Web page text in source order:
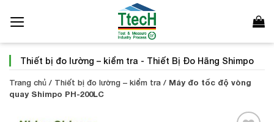
qua
dung
Thiết bị đo lường – kiểm tra - Thiết Bị Đo Hãng Shimpo
Trang chủ / Thiết bị đo lường – kiểm tra / Máy đo tốc độ vòng
quay Shimpo PH-200LC